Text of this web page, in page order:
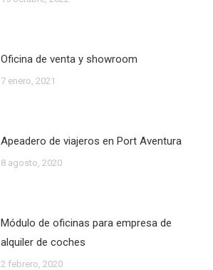
Oficina de venta y showroom
7 enero, 2021
Apeadero de viajeros en Port Aventura
8 agosto, 2020
Módulo de oficinas para empresa de
alquiler de coches
2 febrero, 2020